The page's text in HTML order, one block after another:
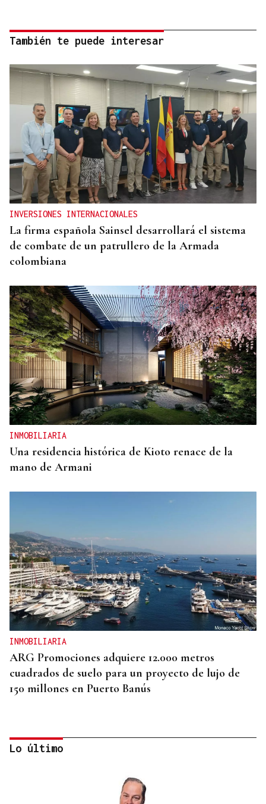
También te puede interesar
INVERSIONES INTERNACIONALES
La firma española Sainsel desarrollará el sistema
de combate de un patrullero de la Armada
colombiana
INMOBILIARIA
Una residencia histórica de Kioto renace de la
mano de Armani
INMOBILIARIA
ARG Promociones adquiere 12.000 metros
cuadrados de suelo para un proyecto de lujo de
150 millones en Puerto Banús
Lo último